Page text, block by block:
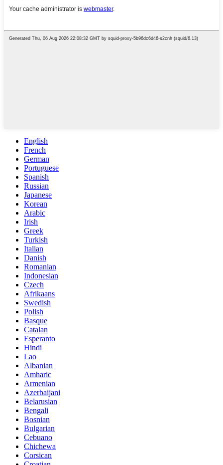
English
French
German
Portuguese
Spanish
Russian
Japanese
Korean
Arabic
Irish
Greek
Turkish
Italian
Danish
Romanian
Indonesian
Czech
Afrikaans
Swedish
Polish
Basque
Catalan
Esperanto
Hindi
Lao
Albanian
Amharic
Armenian
Azerbaijani
Belarusian
Bengali
Bosnian
Bulgarian
Cebuano
Chichewa
Corsican